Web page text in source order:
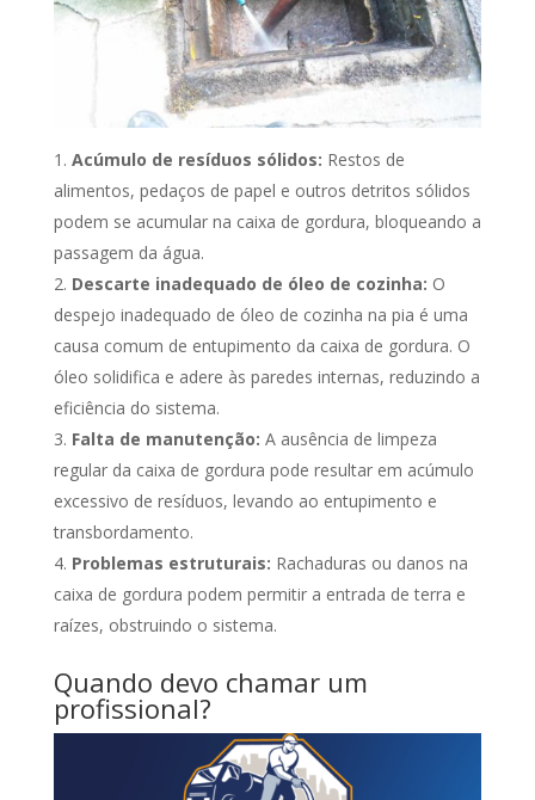
Acúmulo de resíduos sólidos: Restos de
alimentos, pedaços de papel e outros detritos sólidos
podem se acumular na caixa de gordura, bloqueando a
passagem da água.
Descarte inadequado de óleo de cozinha: O
despejo inadequado de óleo de cozinha na pia é uma
causa comum de entupimento da caixa de gordura. O
óleo solidifica e adere às paredes internas, reduzindo a
eficiência do sistema.
Falta de manutenção: A ausência de limpeza
regular da caixa de gordura pode resultar em acúmulo
excessivo de resíduos, levando ao entupimento e
transbordamento.
Problemas estruturais: Rachaduras ou danos na
caixa de gordura podem permitir a entrada de terra e
raízes, obstruindo o sistema.
Quando devo chamar um
profissional?